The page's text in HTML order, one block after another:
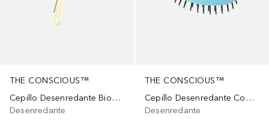
THE CONSCIOUS™
Cepillo Desenredante Biodegradable Canary Yellow
Desenredante
THE CONSCIOUS™
Cepillo Desenredante Compacto Biodegradable Ocean Blue
Desenredante